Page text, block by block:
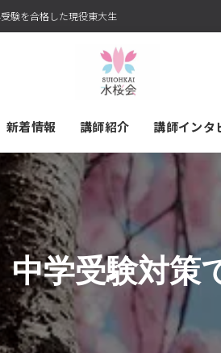
験を合格した現役東大生
新着情報 講師紹介 講師インタ
中学受験対策